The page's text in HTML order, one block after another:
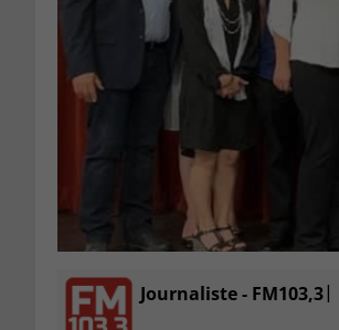
Journaliste - FM103,3|